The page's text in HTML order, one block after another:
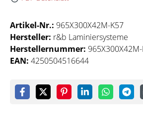
Artikel-Nr.: 965X300X42M-K57
Hersteller: r&b Laminiersysteme
Herstellernummer:
EAN: 4250504516644